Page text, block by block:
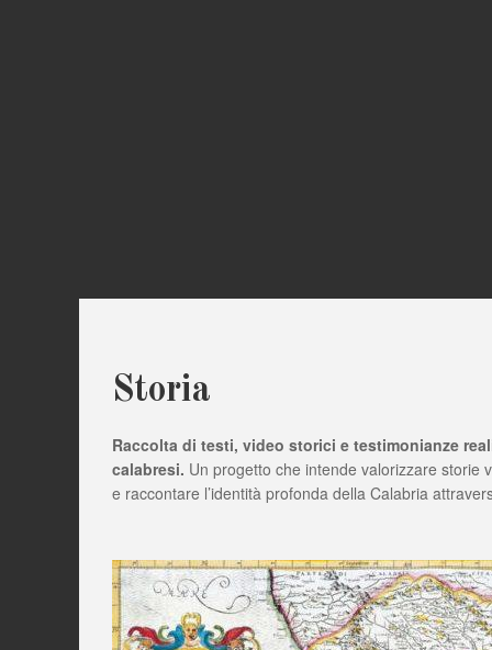
Storia
Raccolta di testi, video storici e testimonianze
calabresi. Un progetto che intende valorizzare storie
e raccontare l’identità profonda della Calabria